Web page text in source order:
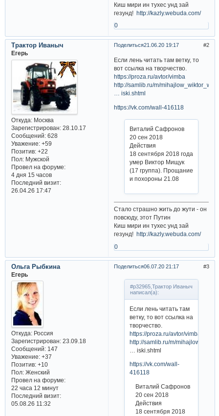
Киш мири ин тухес унд зай
гезунд!http://kazly.webuda.com/
0
Поделиться 2
21.06.20 19:17
Трактор Иваныч
Егерь
Откуда:Москва
Зарегистрирован: 28.10.17
Сообщений:628
Уважение: +59
Позитив: +22
Пол:Мужской
Провел на форуме:
4 дня 15 часов
Последний визит:
26.04.26 17:47
Если лень читать там ветку, то
вот ссылка на творчество.
https://proza.ru/avtor/vimba
http://samlib.ru/m/mihajlow_wiktor_wita
… iski.shtml
https://vk.com/wall-416118
Виталий Сафронов
20 сен 2018
Действия
18 сентября 2018 года
умер Виктор Мищук
(17 группа). Прощание
и похороны 21.08
Стало страшно жить до жути - он
повсюду, этот Путин
Киш мири ин тухес унд зай
гезунд!
http://kazly.webuda.com/
0
Поделиться 3
06.07.20 21:17
Ольга Рыбкина
Егерь
Откуда:Россия
Зарегистрирован: 23.09.18
Сообщений:147
Уважение: +37
Позитив: +10
Пол:Женский
Провел на форуме:
22 часа 12 минут
Последний визит:
05.08.26 11:32
#p32965,Трактор Иваныч
написал(а):
Если лень читать там
ветку, то вот ссылка на
творчество.
https://proza.ru/avtor/vimba
http://samlib.ru/m/
… iski.shtml
https://vk.com/wall-
416118
Виталий Сафронов
20 сен 2018
Действия
18 сентября 2018